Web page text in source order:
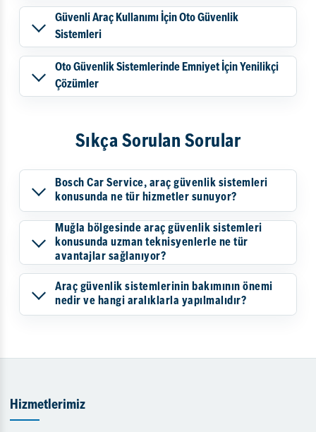
Güvenli Araç Kullanımı İçin Oto Güvenlik
Sistemleri
Oto Güvenlik Sistemlerinde Emniyet İçin Yenilikçi
Çözümler
Sıkça Sorulan Sorular
Bosch Car Service, araç güvenlik sistemleri
konusunda ne tür hizmetler sunuyor?
Muğla bölgesinde araç güvenlik sistemleri
konusunda uzman teknisyenlerle ne tür
avantajlar sağlanıyor?
Araç güvenlik sistemlerinin bakımının önemi
nedir ve hangi aralıklarla yapılmalıdır?
Hizmetlerimiz